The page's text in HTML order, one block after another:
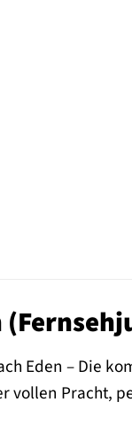
Eden – Die
vollen Pracht,